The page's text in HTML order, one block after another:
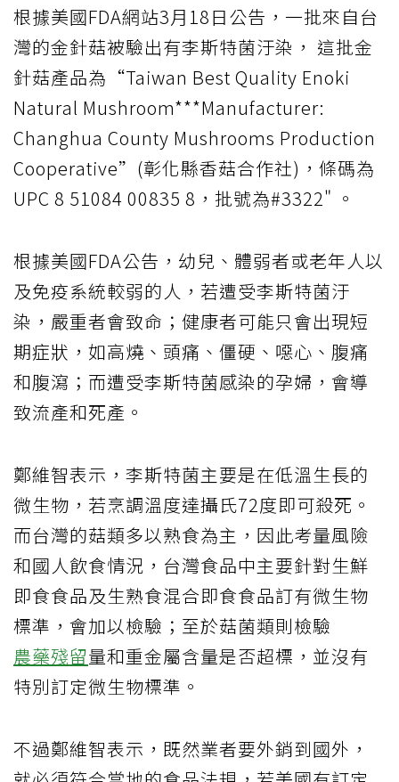
根據美國FDA網站3月18日公告，一批來自台
灣的金針菇被驗出有李斯特菌汙染， 這批金
針菇產品為“Taiwan Best Quality Enoki
Natural Mushroom***Manufacturer:
Changhua County Mushrooms Production
Cooperative”(彰化縣香菇合作社)，條碼為
UPC 8 51084 00835 8，批號為#3322" 。
根據美國FDA公告，幼兒、體弱者或老年人以
及免疫系統較弱的人，若遭受李斯特菌汙
染，嚴重者會致命；健康者可能只會出現短
期症狀，如高燒、頭痛、僵硬、噁心、腹痛
和腹瀉；而遭受李斯特菌感染的孕婦，會導
致流產和死產。
鄭維智表示，李斯特菌主要是在低溫生長的
微生物，若烹調溫度達攝氏72度即可殺死。
而台灣的菇類多以熟食為主，因此考量風險
和國人飲食情況，台灣食品中主要針對生鮮
即食食品及生熟食混合即食食品訂有微生物
標準，會加以檢驗；至於菇菌類則檢驗
農藥殘留量和重金屬含量是否超標，並沒有
特別訂定微生物標準。
不過鄭維智表示，既然業者要外銷到國外，